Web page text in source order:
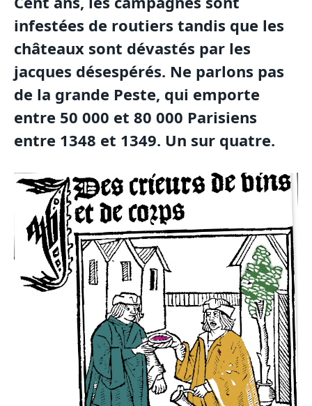
infestées de routiers tandis que les
châteaux sont dévastés par les
jacques désespérés. Ne parlons pas
de la grande Peste, qui emporte
entre 50 000 et 80 000 Parisiens
entre 1348 et 1349. Un sur quatre.